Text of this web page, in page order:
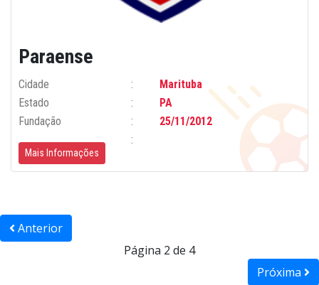
Paraense
Cidade
Marituba
Estado
PA
Fundação
25/11/2012
Mais Informações
Anterior
Página 2 de 4
Próxima